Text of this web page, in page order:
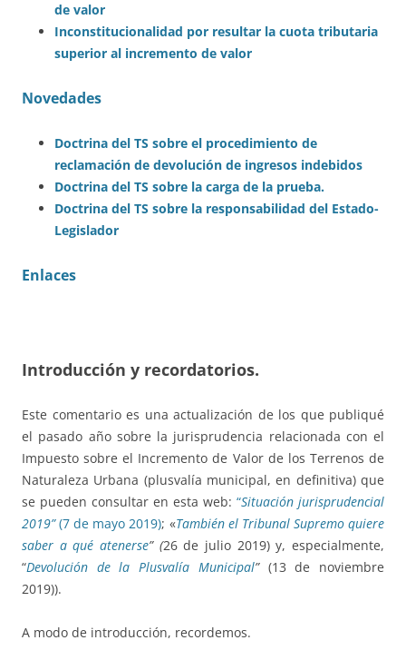
de valor
Inconstitucionalidad por resultar la cuota tributaria
superior al incremento de valor
Novedades
Doctrina del TS sobre el procedimiento de
reclamación de devolución de ingresos indebidos
Doctrina del TS sobre la carga de la prueba.
Doctrina del TS sobre la responsabilidad del Estado-
Legislador
Enlaces
Introducción y recordatorios.
Este comentario es una actualización de los que publiqué
el pasado año sobre la jurisprudencia relacionada con el
Impuesto sobre el Incremento de Valor de los Terrenos de
Naturaleza Urbana (plusvalía municipal, en definitiva) que
se pueden consultar en esta web: “Situación jurisprudencial
2019”(7 de mayo 2019); «También el Tribunal Supremo quiere
saber a qué atenerse” (26 de julio 2019) y, especialmente,
“Devolución de la Plusvalía Municipal”(13 de noviembre
2019)).
A modo de introducción, recordemos.